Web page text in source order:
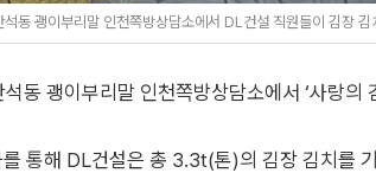
동 괭이부리말 인천쪽방상담소에서 DL건설 직원들이 김장
동 괭이부리말 인천쪽방상담소에서 ‘사랑의
통해 DL건설은 총 3.3t(톤)의 김장 김치를